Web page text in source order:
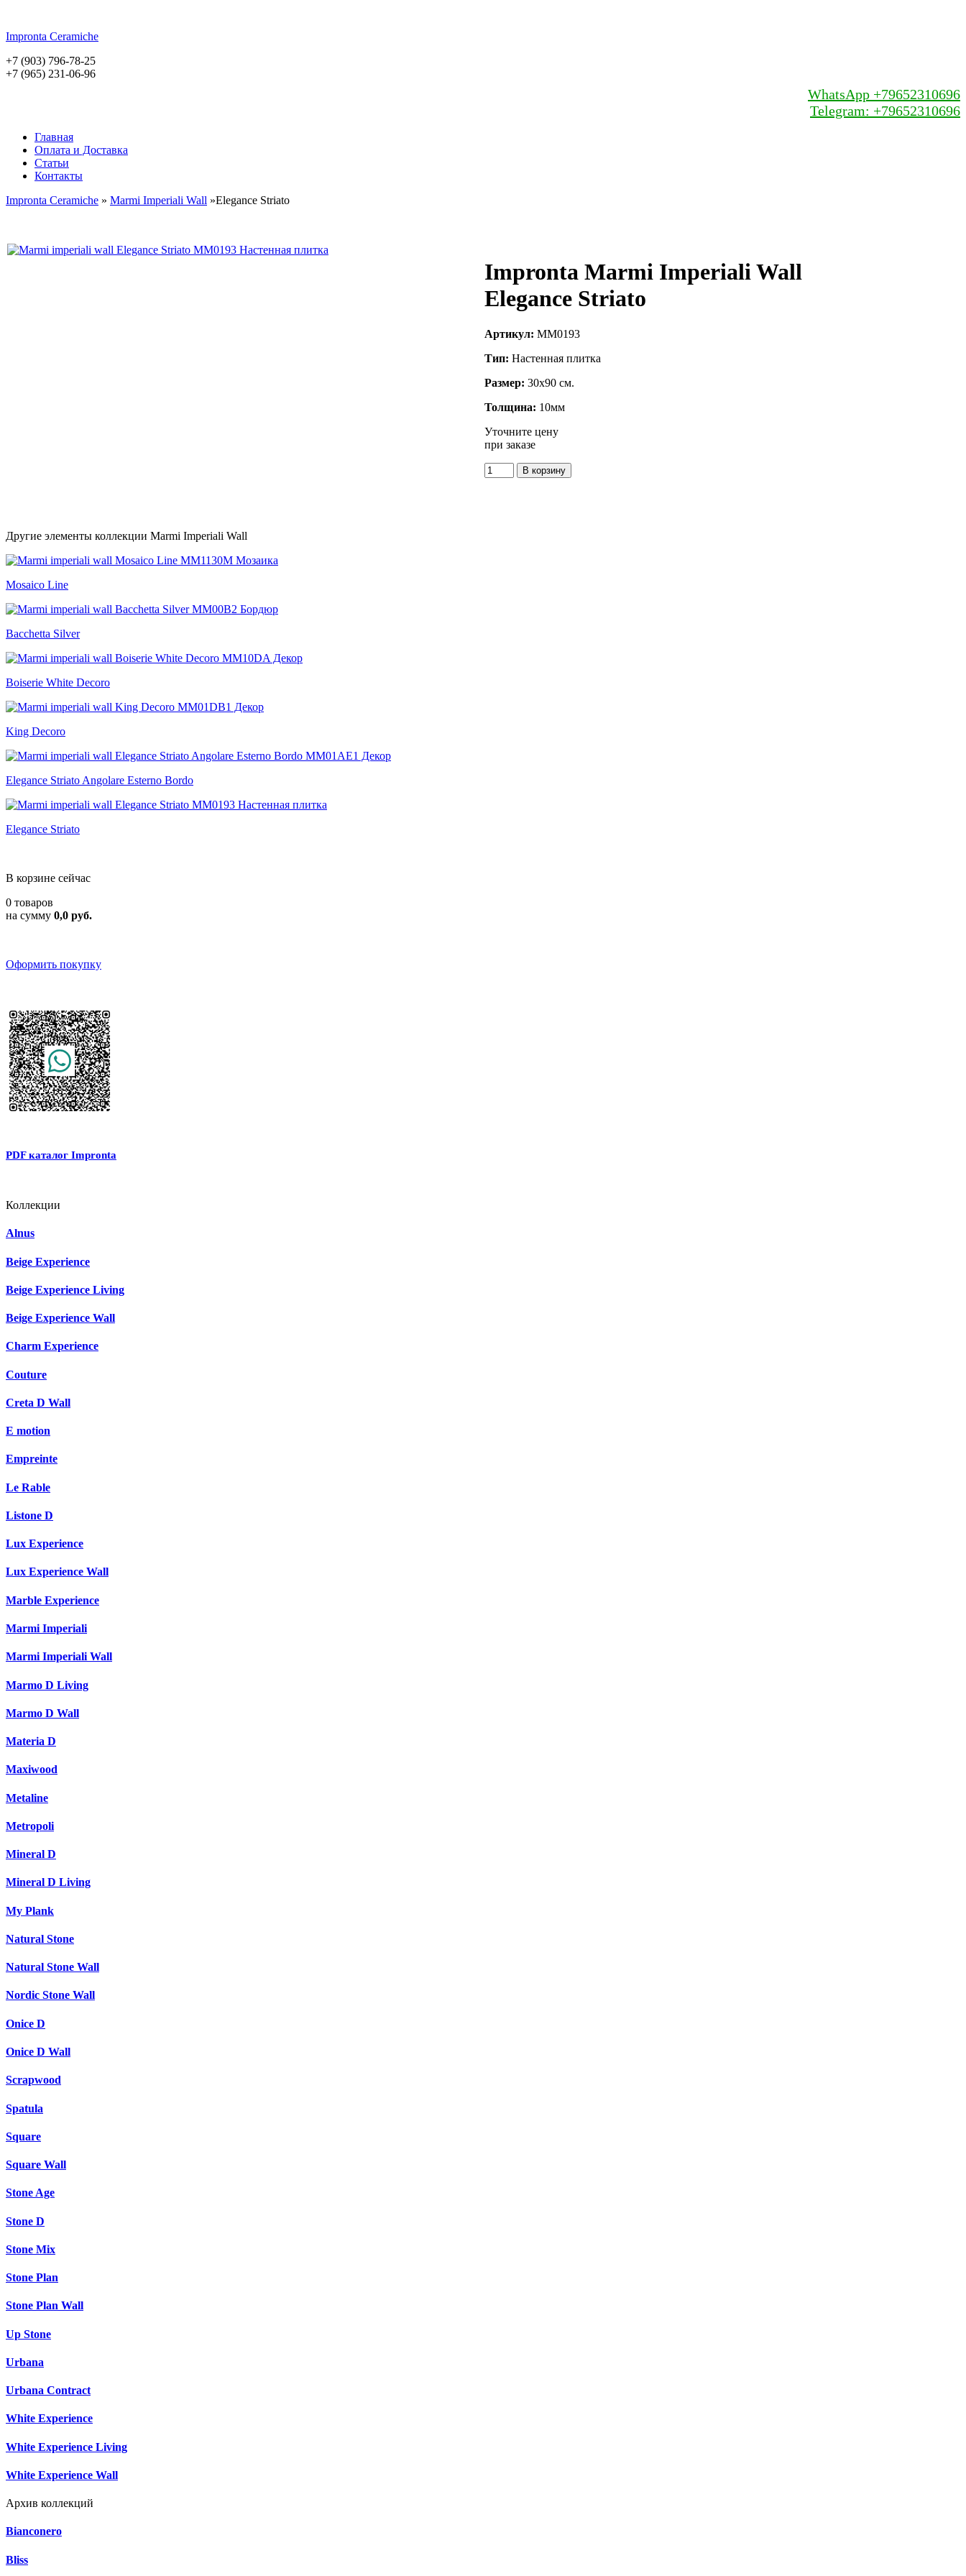
Impronta Ceramiche
+7 (903) 796-78-25
+7 (965) 231-06-96
WhatsApp +79652310696
Telegram: +79652310696
Главная
Оплата и Доставка
Статьи
Контакты
Impronta Ceramiche » Marmi Imperiali Wall »Elegance Striato
Impronta Marmi Imperiali Wall
Elegance Striato
Артикул: MM0193
Тип: Настенная плитка
Размер: 30x90 см.
Толщина: 10мм
Уточните цену
при заказе
Другие элементы коллекции Marmi Imperiali Wall
Mosaico Line
Bacchetta Silver
Boiserie White Decoro
King Decoro
Elegance Striato Angolare Esterno Bordo
Elegance Striato
В корзине сейчас
0 товаров
на сумму 0,0 руб.
Оформить покупку
PDF каталог Impronta
Коллекции
Alnus
Beige Experience
Beige Experience Living
Beige Experience Wall
Charm Experience
Couture
Creta D Wall
E motion
Empreinte
Le Rable
Listone D
Lux Experience
Lux Experience Wall
Marble Experience
Marmi Imperiali
Marmi Imperiali Wall
Marmo D Living
Marmo D Wall
Materia D
Maxiwood
Metaline
Metropoli
Mineral D
Mineral D Living
My Plank
Natural Stone
Natural Stone Wall
Nordic Stone Wall
Onice D
Onice D Wall
Scrapwood
Spatula
Square
Square Wall
Stone Age
Stone D
Stone Mix
Stone Plan
Stone Plan Wall
Up Stone
Urbana
Urbana Contract
White Experience
White Experience Living
White Experience Wall
Архив коллекций
Bianconero
Bliss